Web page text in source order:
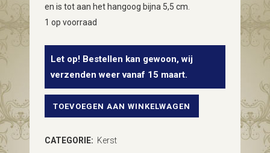
en is tot aan het hangoog bijna 5,5 cm.
1 op voorraad
Let op! Bestellen kan gewoon, wij
verzenden weer vanaf 15 maart.
Oude
TOEVOEGEN AAN WINKELWAGEN
CATEGORIE: Kerst